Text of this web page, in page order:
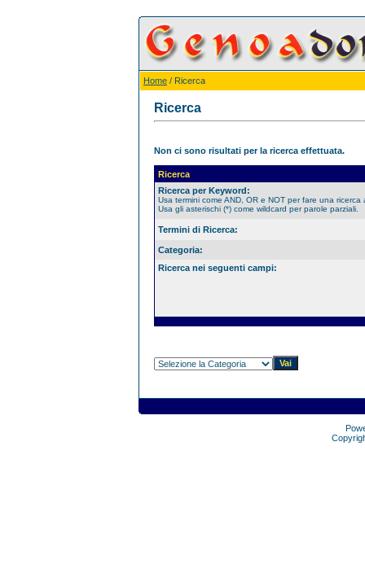
Home / Ricerca
Ricerca
Non ci sono risultati per la ricerca effettuata.
Ricerca
Ricerca per Keyword:
Usa termini come AND, OR e NOT per fare una ricerca
Usa gli asterischi (*) come wildcard per parole parziali.
Termini di Ricerca:
Categoria:
Ricerca nei seguenti campi: